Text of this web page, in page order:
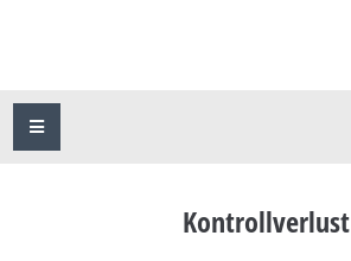
Kontrollverlust